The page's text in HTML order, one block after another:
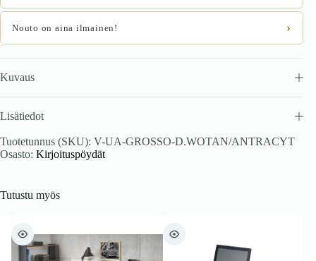
Nouto on aina ilmainen! ›
Kuvaus
Lisätiedot
Tuotetunnus (SKU): V-UA-GROSSO-D.WOTAN/ANTRACYT
Osasto: Kirjoituspöydät
Tutustu myös